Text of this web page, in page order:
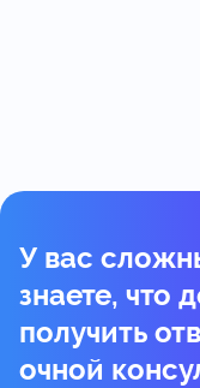
У вас
знаете, что
получить
очной